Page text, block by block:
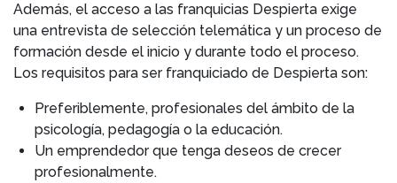
Además, el acceso a las franquicias Despierta exige
una entrevista de selección telemática y un proceso de
formación desde el inicio y durante todo el proceso.
Los requisitos para ser franquiciado de Despierta son:
Preferiblemente, profesionales del ámbito de la
psicología, pedagogía o la educación.
Un emprendedor que tenga deseos de crecer
profesionalmente.